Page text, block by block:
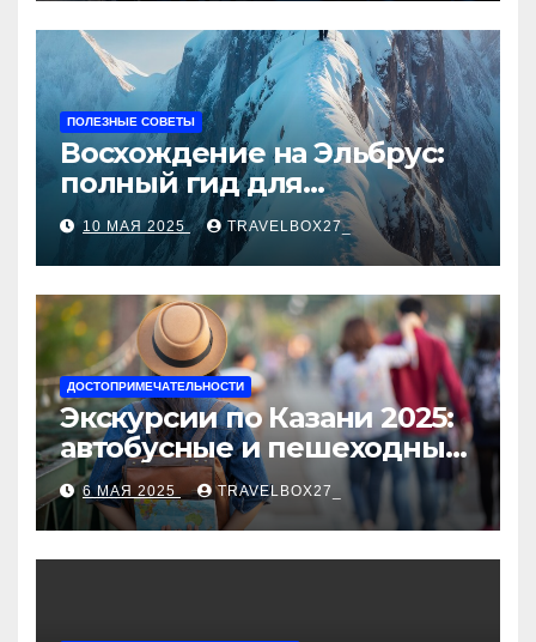
ПОЛЕЗНЫЕ СОВЕТЫ
Восхождение на Эльбрус:
полный гид для
покорителя высочайшей
вершины Европы
10 МАЯ 2025 TRAVELBOX27_
ДОСТОПРИМЕЧАТЕЛЬНОСТИ
Экскурсии по Казани 2025:
автобусные и пешеходные
туры от туроператора
«Казан360»
6 МАЯ 2025 TRAVELBOX27_